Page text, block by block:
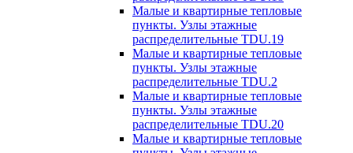
Малые и квартирные тепловые
пункты. Узлы этажные
распределительные TDU.19
Малые и квартирные тепловые
пункты. Узлы этажные
распределительные TDU.2
Малые и квартирные тепловые
пункты. Узлы этажные
распределительные TDU.20
Малые и квартирные тепловые